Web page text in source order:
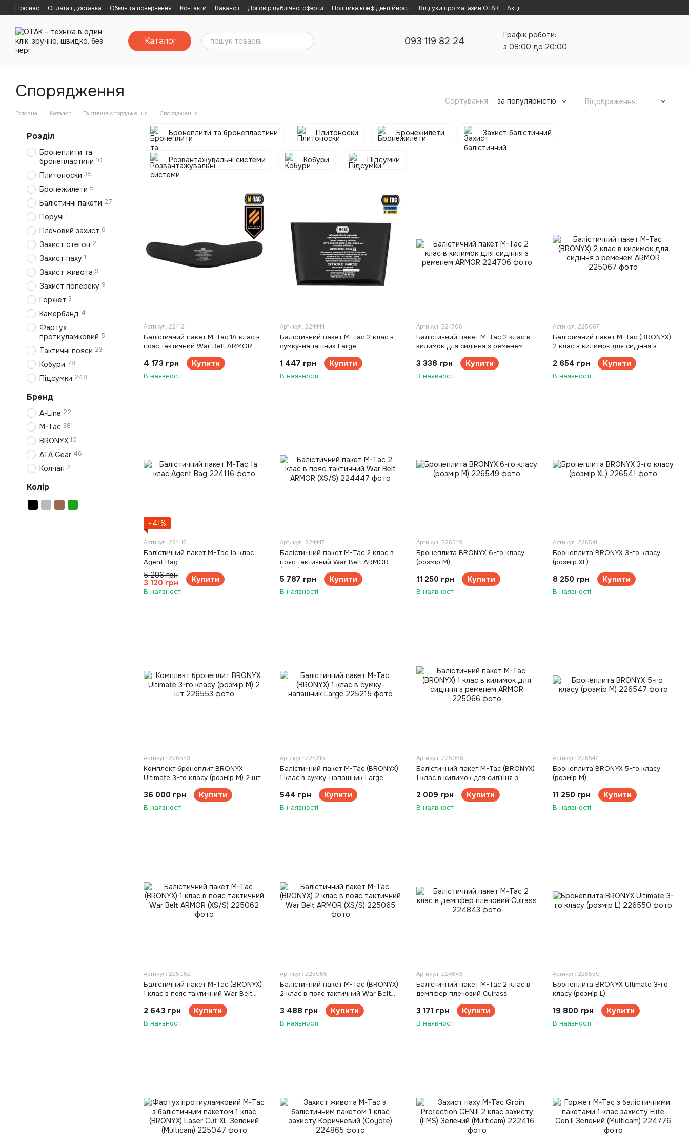
Перейти к основному контенту
Про нас Оплата і доставка Обмін та повернення Контакти Вакансії Договір публічної оферти Політика конфіденційності Відгуки про магазин ОТАК Акції
Каталог 093 119 82 24
Графік роботи:
з 08:00 до 20:00
Спорядження
Головна Каталог Тактичне спорядження Спорядження
Сортування: за популярністю Відображення:
Бронеплити та бронепластини Плитоноски Бронежилети Захист балістичний
Розвантажувальні системи Кобури Підсумки
Артикул: 224121
Балістичний пакет M-Tac 1А клас в
пояс тактичний War Belt ARMOR
4 173 грн Купити
В наявності
Артикул: 224444
Балістичний пакет M-Tac 2 клас в
сумку-напашник Large
1 447 грн Купити
В наявності
Артикул: 224706
Балістичний пакет M-Tac 2 клас в
килимок для сидіння з ременем
3 338 грн Купити
В наявності
Артикул: 225067
Балістичний пакет M-Tac (BRONYX)
2 клас в килимок для сидіння з
ременем ARMOR
2 654 грн Купити
В наявності
−41%
Артикул: 224116
Балістичний пакет M-Tac 1а клас
Agent Bag
5 286 грн
3 120 грн Купити
В наявності
Артикул: 224447
Балістичний пакет M-Tac 2 клас в
пояс тактичний War Belt ARMOR
5 787 грн Купити
В наявності
Артикул: 226549
Бронеплита BRONYX 6-го класу
(розмір М)
11 250 грн Купити
В наявності
Артикул: 226541
Бронеплита BRONYX 3-го класу
(розмір XL)
8 250 грн Купити
В наявності
Артикул: 226553
Комплект бронеплит BRONYX
Ultimate 3-го класу (розмір М) 2 шт
36 000 грн Купити
В наявності
Артикул: 225215
Балістичний пакет M-Tac (BRONYX)
1 клас в сумку-напашник Large
544 грн Купити
В наявності
Артикул: 225066
Балістичний пакет M-Tac (BRONYX)
1 клас в килимок для сидіння з
ременем ARMOR
2 009 грн Купити
В наявності
Артикул: 226547
Бронеплита BRONYX 5-го класу
(розмір М)
11 250 грн Купити
В наявності
Артикул: 225062
Балістичний пакет M-Tac (BRONYX)
1 клас в пояс тактичний War Belt
2 643 грн Купити
В наявності
Артикул: 225065
Балістичний пакет M-Tac (BRONYX)
2 клас в пояс тактичний War Belt
3 488 грн Купити
В наявності
Артикул: 224843
Балістичний пакет M-Tac 2 клас в
демпфер плечовий Cuirass
3 171 грн Купити
В наявності
Артикул: 226550
Бронеплита BRONYX Ultimate 3-го
класу (розмір L)
19 800 грн Купити
В наявності
Розділ
Бронеплити та
бронепластини 10
Плитоноски 35
Бронежилети 5
Балістичні пакети 27
Поручі 1
Плечовий захист 6
Захист стегон 2
Захист паху 1
Захист живота 9
Захист попереку 9
Горжет 3
Камербанд 4
Фартух
протиуламковий 5
Тактичні пояси 23
Кобури 78
Підсумки 248
Бренд
A-Line 22
M-Tac 381
BRONYX 10
ATA Gear 46
Колчан 2
Колір